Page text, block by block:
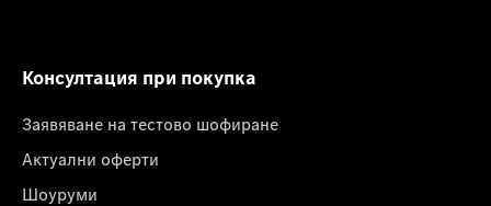
Консултация при покупка
Заявяване на тестово шофиране
Актуални оферти
Шоуруми